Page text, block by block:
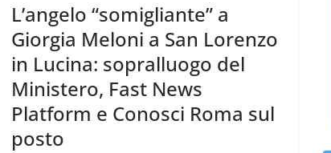
L’angelo “somigliante” a
Giorgia Meloni a San Lorenzo
in Lucina: sopralluogo del
Ministero, Fast News
Platform e Conosci Roma sul
posto